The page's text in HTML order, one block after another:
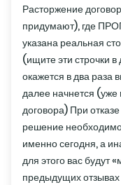
Расторжение
придумают), где
указана реальная
(ищите эти строчки
окажется в два раза
далее начнется
договора) При
решение
именно сегодня, а
для этого вас будут
предыдущих